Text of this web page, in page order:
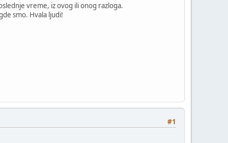
vreme, iz ovog ili onog razloga.
smo. Hvala ljudi!
#1